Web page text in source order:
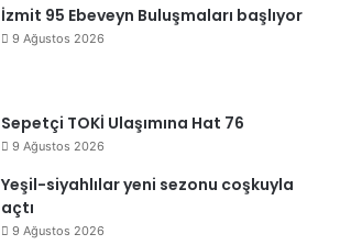
İzmit 95 Ebeveyn Buluşmaları başlıyor
9 Ağustos 2026
Sepetçi TOKİ Ulaşımına Hat 76
9 Ağustos 2026
Yeşil-siyahlılar yeni sezonu coşkuyla
açtı
9 Ağustos 2026